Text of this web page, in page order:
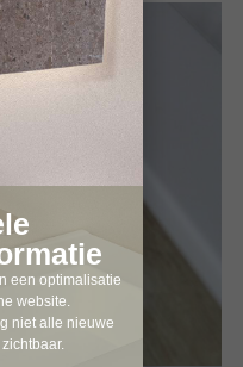
een optimalisatie
website.
niet alle nieuwe